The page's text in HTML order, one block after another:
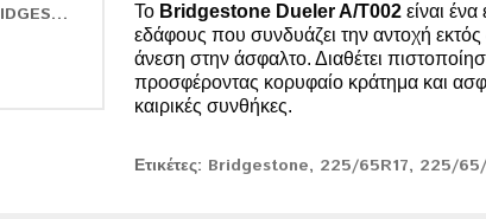
225/55R18 BRIDGESTONE TURANZA 6 98V
Το Bridgestone Dueler A/T002 είναι
εδάφους που συνδυάζει την αντοχή
άνεση στην άσφαλτο. Διαθέτει
προσφέροντας κορυφαίο κράτημα και
καιρικές συνθήκες.
Ετικέτες: Bridgestone, 225/65R17, 225/